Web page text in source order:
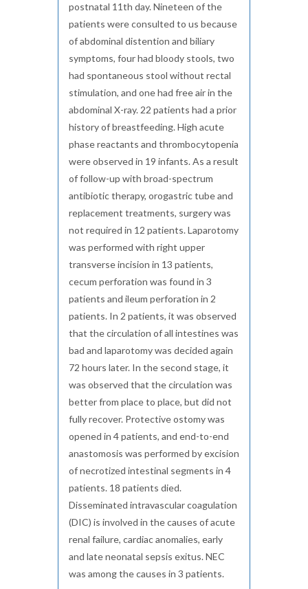
postnatal 11th day. Nineteen of the
patients were consulted to us because
of abdominal distention and biliary
symptoms, four had bloody stools, two
had spontaneous stool without rectal
stimulation, and one had free air in the
abdominal X-ray. 22 patients had a prior
history of breastfeeding. High acute
phase reactants and thrombocytopenia
were observed in 19 infants. As a result
of follow-up with broad-spectrum
antibiotic therapy, orogastric tube and
replacement treatments, surgery was
not required in 12 patients. Laparotomy
was performed with right upper
transverse incision in 13 patients,
cecum perforation was found in 3
patients and ileum perforation in 2
patients. In 2 patients, it was observed
that the circulation of all intestines was
bad and laparotomy was decided again
72 hours later. In the second stage, it
was observed that the circulation was
better from place to place, but did not
fully recover. Protective ostomy was
opened in 4 patients, and end-to-end
anastomosis was performed by excision
of necrotized intestinal segments in 4
patients. 18 patients died.
Disseminated intravascular coagulation
(DIC) is involved in the causes of acute
renal failure, cardiac anomalies, early
and late neonatal sepsis exitus. NEC
was among the causes in 3 patients.